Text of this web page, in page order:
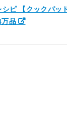
ピ 【クックパッ
万品